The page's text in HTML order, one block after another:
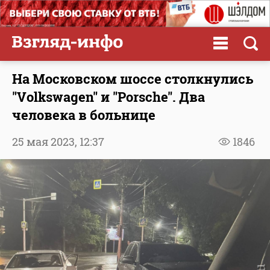
На Московском шоссе столкнулись
"Volkswagen" и "Porsche". Два
человека в больнице
1846
25 мая 2023, 12:37